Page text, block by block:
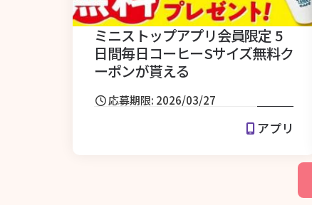
応募期限: 2026/03/27
ミニストップアプリ会員限定 5
日間毎日コーヒーSサイズ無料ク
ーポンが貰える
アプリ